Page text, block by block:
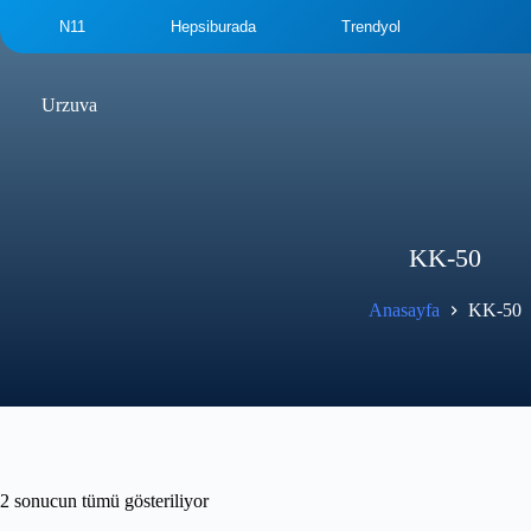
N11 Hepsiburada Trendyol
Urzuva
KK-50
Anasayfa KK-50
2 sonucun tümü gösteriliyor